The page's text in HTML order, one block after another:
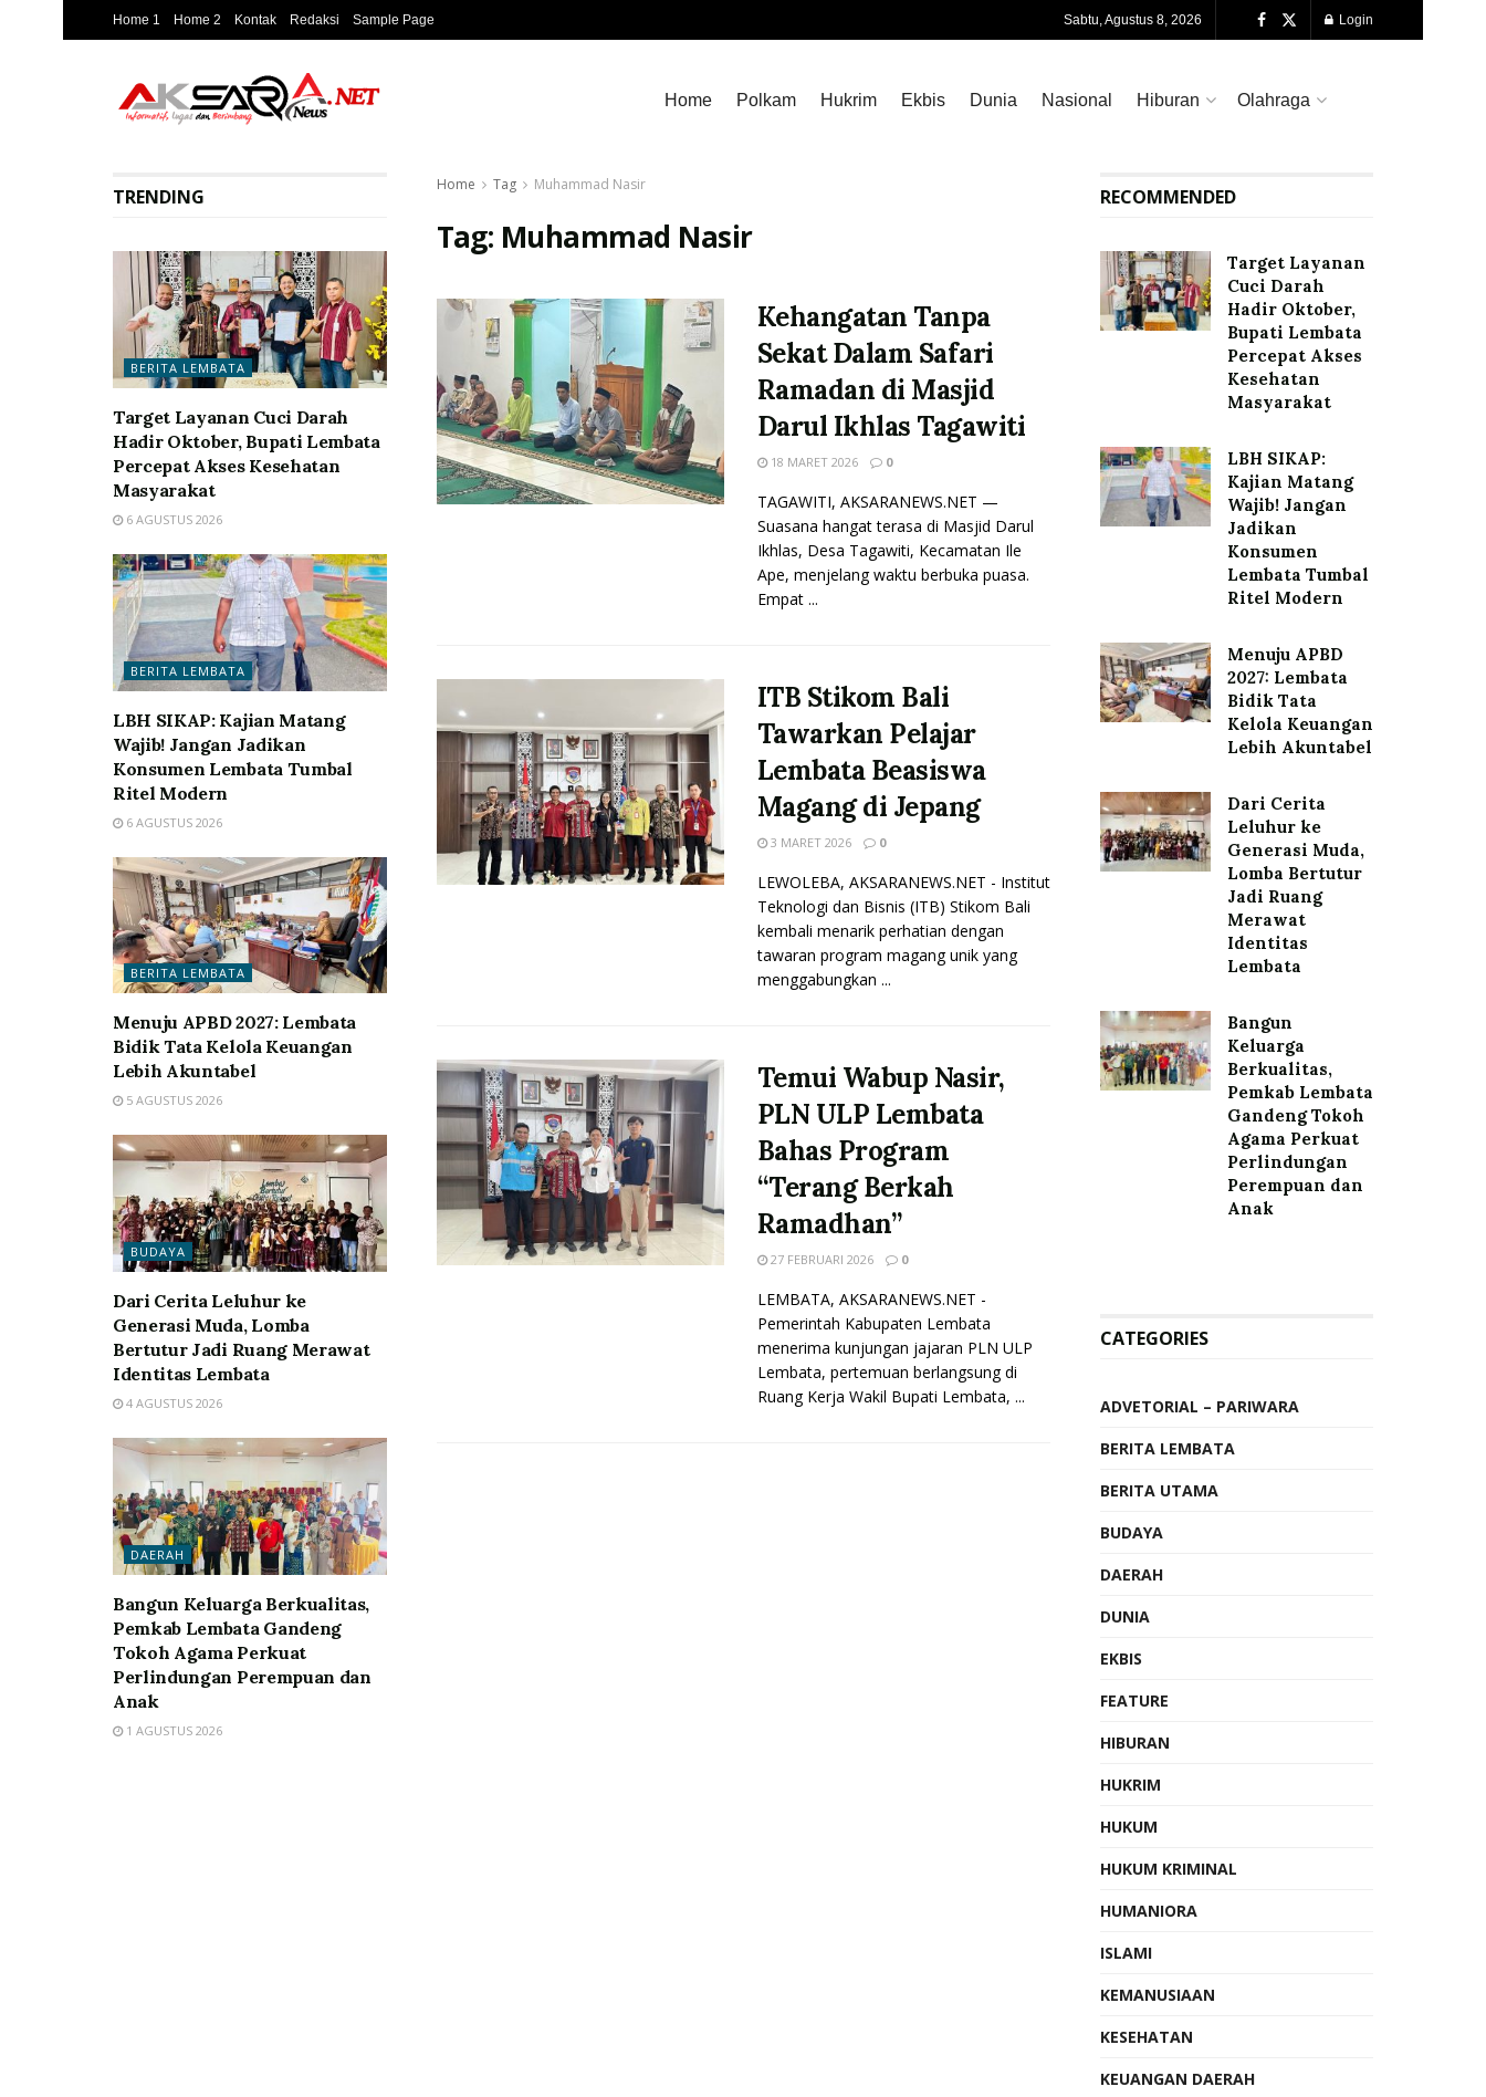
Home 1 Home 2 Kontak Redaksi Sample Page Sabtu, Agustus 8, 2026 Login
Home Polkam Hukrim Ekbis Dunia Nasional Hiburan Olahraga
Home Tag Muhammad Nasir
Tag: Muhammad Nasir
Kehangatan Tanpa
Sekat Dalam Safari
Ramadan di Masjid
Darul Ikhlas Tagawiti
18 MARET 2026 0
TAGAWITI, AKSARANEWS.NET —
Suasana hangat terasa di Masjid Darul
Ikhlas, Desa Tagawiti, Kecamatan Ile
Ape, menjelang waktu berbuka puasa.
Empat ...
ITB Stikom Bali
Tawarkan Pelajar
Lembata Beasiswa
Magang di Jepang
3 MARET 2026 0
LEWOLEBA, AKSARANEWS.NET - Institut
Teknologi dan Bisnis (ITB) Stikom Bali
kembali menarik perhatian dengan
tawaran program magang unik yang
menggabungkan ...
Temui Wabup Nasir,
PLN ULP Lembata
Bahas Program
“Terang Berkah
Ramadhan”
27 FEBRUARI 2026 0
LEMBATA, AKSARANEWS.NET -
Pemerintah Kabupaten Lembata
menerima kunjungan jajaran PLN ULP
Lembata, pertemuan berlangsung di
Ruang Kerja Wakil Bupati Lembata, ...
TRENDING
BERITA LEMBATA
Target Layanan Cuci Darah
Hadir Oktober, Bupati Lembata
Percepat Akses Kesehatan
Masyarakat
6 AGUSTUS 2026
BERITA LEMBATA
LBH SIKAP: Kajian Matang
Wajib! Jangan Jadikan
Konsumen Lembata Tumbal
Ritel Modern
6 AGUSTUS 2026
BERITA LEMBATA
Menuju APBD 2027: Lembata
Bidik Tata Kelola Keuangan
Lebih Akuntabel
5 AGUSTUS 2026
BUDAYA
Dari Cerita Leluhur ke
Generasi Muda, Lomba
Bertutur Jadi Ruang Merawat
Identitas Lembata
4 AGUSTUS 2026
DAERAH
Bangun Keluarga Berkualitas,
Pemkab Lembata Gandeng
Tokoh Agama Perkuat
Perlindungan Perempuan dan
Anak
1 AGUSTUS 2026
RECOMMENDED
Target Layanan
Cuci Darah
Hadir Oktober,
Bupati Lembata
Percepat Akses
Kesehatan
Masyarakat
LBH SIKAP:
Kajian Matang
Wajib! Jangan
Jadikan
Konsumen
Lembata Tumbal
Ritel Modern
Menuju APBD
2027: Lembata
Bidik Tata
Kelola Keuangan
Lebih Akuntabel
Dari Cerita
Leluhur ke
Generasi Muda,
Lomba Bertutur
Jadi Ruang
Merawat
Identitas
Lembata
Bangun
Keluarga
Berkualitas,
Pemkab Lembata
Gandeng Tokoh
Agama Perkuat
Perlindungan
Perempuan dan
Anak
CATEGORIES
ADVETORIAL – PARIWARA
BERITA LEMBATA
BERITA UTAMA
BUDAYA
DAERAH
DUNIA
EKBIS
FEATURE
HIBURAN
HUKRIM
HUKUM
HUKUM KRIMINAL
HUMANIORA
ISLAMI
KEMANUSIAAN
KESEHATAN
KEUANGAN DAERAH